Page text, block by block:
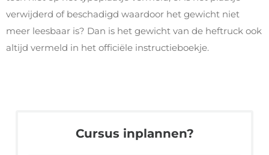
verwijderd of beschadigd waardoor het gewicht niet
meer leesbaar is? Dan is het gewicht van de heftruck ook
altijd vermeld in het officiële instructieboekje.
Cursus inplannen?